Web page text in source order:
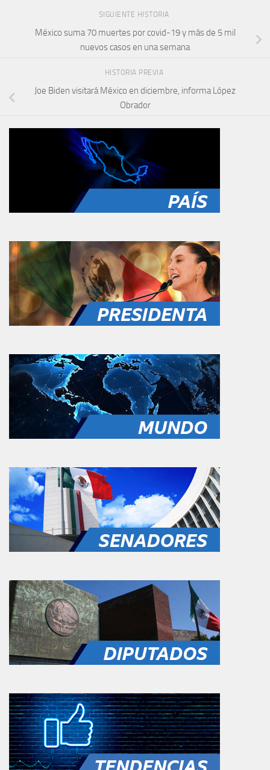
SIGUIENTE HISTORIA
México suma 70 muertes por covid-19 y más de 5 mil
nuevos casos en una semana
HISTORIA PREVIA
Joe Biden visitará México en diciembre, informa López
Obrador